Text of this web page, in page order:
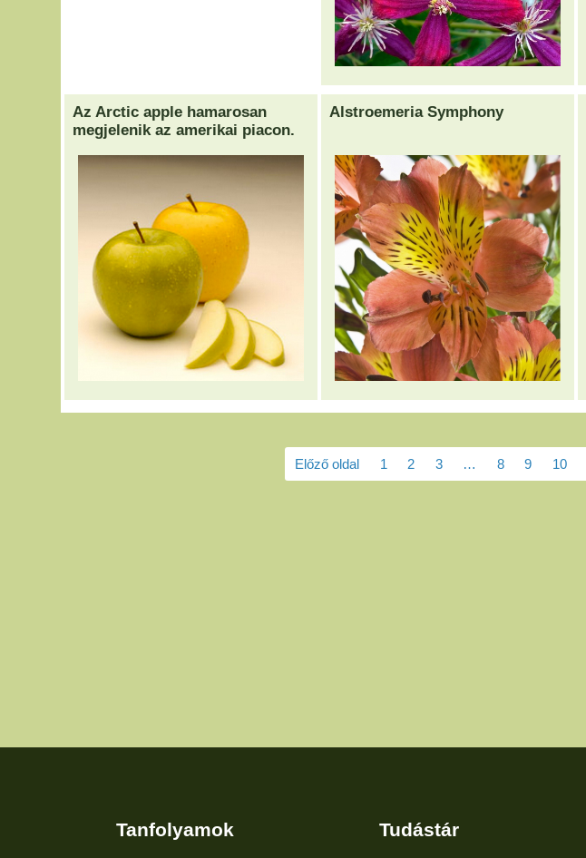
Az Arctic apple hamarosan
megjelenik az amerikai piacon.
Alstroemeria Symphony
Előző oldal 1 2 3 … 8 9 10
Tanfolyamok Tudástár